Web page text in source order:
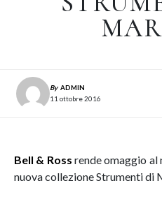
By ADMIN
11 ottobre 2016
Bell & Ross rende omaggio al
nuova collezione Strumenti di